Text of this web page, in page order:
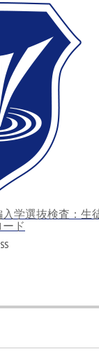
学選抜検査：生
ド